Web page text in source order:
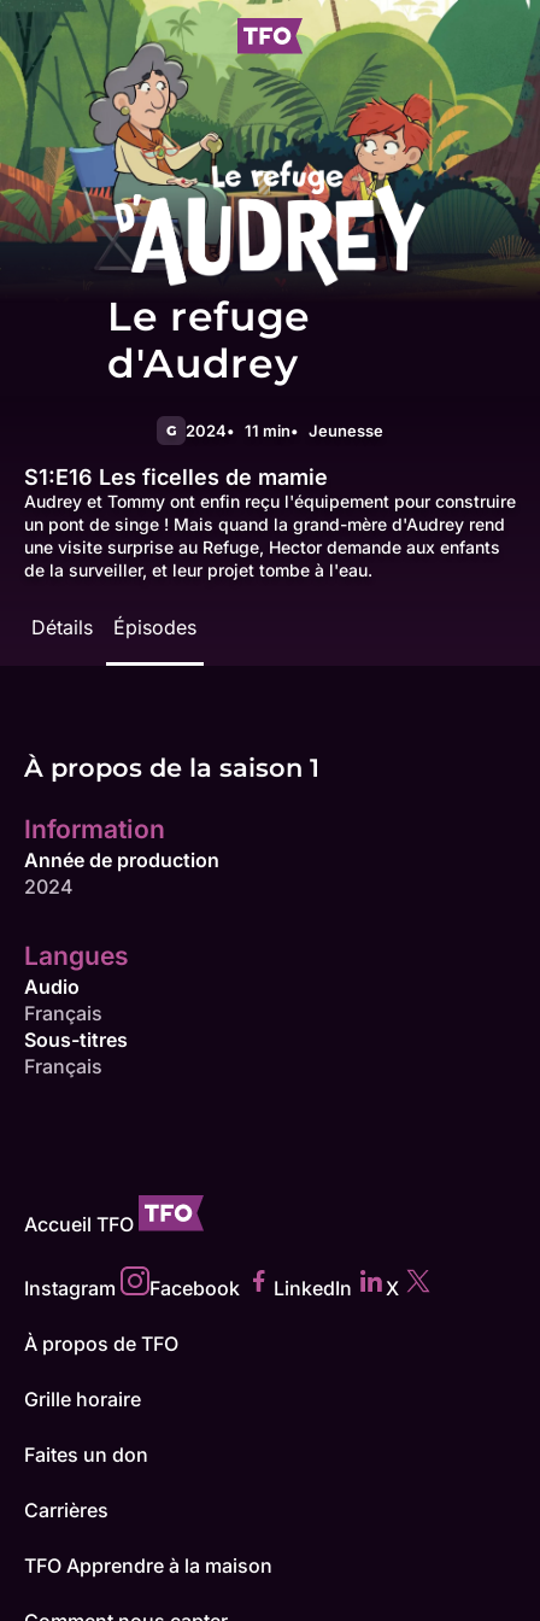
Le refuge
d'Audrey
G 2024 11 min Jeunesse
S1:E16 Les ficelles de mamie
Audrey et Tommy ont enfin reçu l'équipement pour construire
un pont de singe ! Mais quand la grand-mère d'Audrey rend
une visite surprise au Refuge, Hector demande aux enfants
de la surveiller, et leur projet tombe à l'eau.
Détails Épisodes
À propos de la saison 1
Information
Année de production
2024
Langues
Audio
Français
Sous-titres
Français
Accueil TFO
Instagram Facebook LinkedIn X
À propos de TFO
Grille horaire
Faites un don
Carrières
TFO Apprendre à la maison